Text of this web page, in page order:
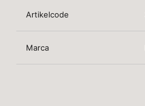
Artikelcode
Marca